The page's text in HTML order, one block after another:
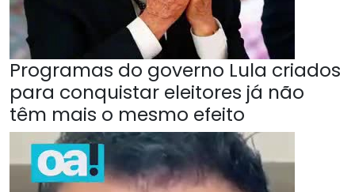
Programas do governo Lula criados
para conquistar eleitores já não
têm mais o mesmo efeito